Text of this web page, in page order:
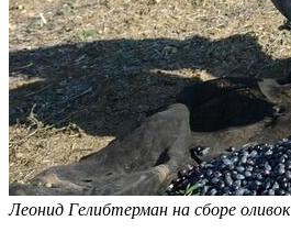
Леонид Гелибтерман на сборе оливок